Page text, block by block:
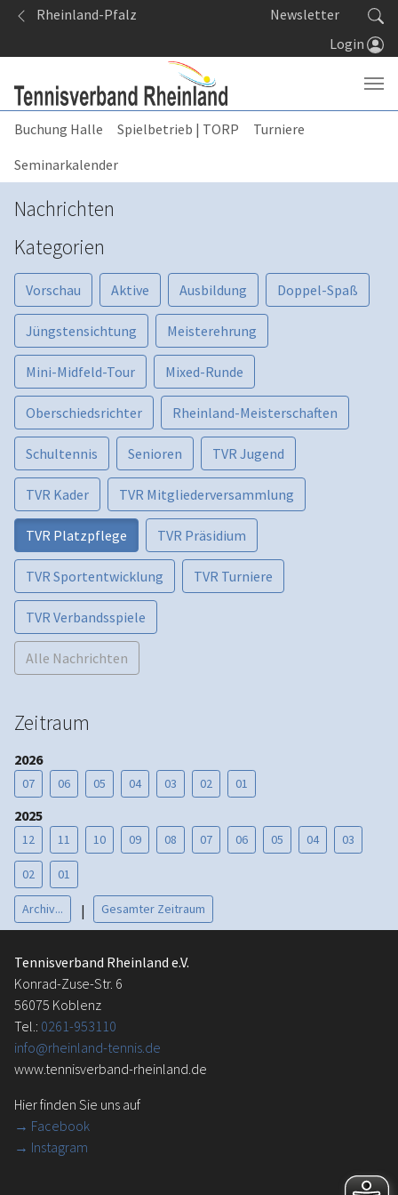
Springe zum Seiteninhalt
Rheinland-Pfalz
Newsletter
Login
Buchung Halle Spielbetrieb | TORP
Turniere
Seminarkalender
Nachrichten
Kategorien
Vorschau Aktive Ausbildung Doppel-Spaß
Jüngstensichtung Meisterehrung
Mini-Midfeld-Tour Mixed-Runde
Oberschiedsrichter Rheinland-Meisterschaften
Schultennis Senioren TVR Jugend
TVR Kader TVR Mitgliederversammlung
TVR Platzpflege TVR Präsidium
TVR Sportentwicklung TVR Turniere
TVR Verbandsspiele
Alle Nachrichten
Zeitraum
2026
07 06 05 04 03 02 01
2025
12 11 10 09 08 07 06 05 04 03
02 01
Archiv... | Gesamter Zeitraum
Tennisverband Rheinland e.V.
Konrad-Zuse-Str. 6
56075 Koblenz
Tel.: 0261-953110
info@rheinland-tennis.de
www.tennisverband-rheinland.de
Hier finden Sie uns auf
→ Facebook
→ Instagram